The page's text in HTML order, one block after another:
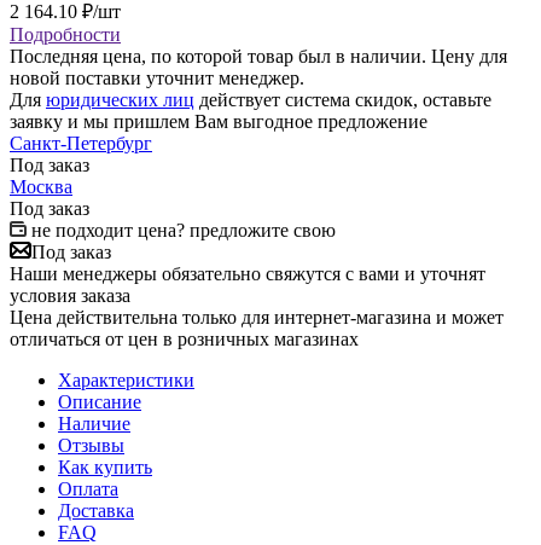
2 164.10 ₽/шт
Подробности
Последняя цена, по которой товар был в наличии. Цену для
новой поставки уточнит менеджер.
Для юридических лиц действует система скидок, оставьте
заявку и мы пришлем Вам выгодное предложение
Санкт-Петербург
Под заказ
Москва
Под заказ
не подходит цена? предложите свою
Под заказ
Наши менеджеры обязательно свяжутся с вами и уточнят
условия заказа
Цена действительна только для интернет-магазина и может
отличаться от цен в розничных магазинах
Характеристики
Описание
Наличие
Отзывы
Как купить
Оплата
Доставка
FAQ